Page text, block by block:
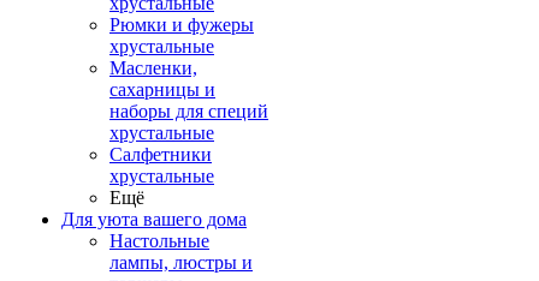
Рюмки и фужеры
хрустальные
Масленки,
сахарницы и
наборы для специй
хрустальные
Салфетники
хрустальные
Ещё
Для уюта вашего дома
Настольные
лампы, люстры и